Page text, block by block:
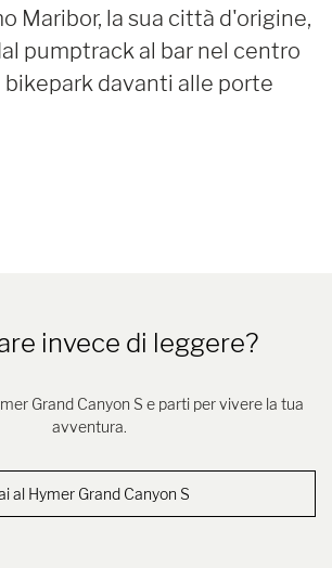
Maribor, la sua città d'origine,
pumptrack al bar nel centro
bikepark davanti alle porte
invece di leggere?
Grand Canyon S e parti per vivere la tua
avventura.
al Hymer Grand Canyon S